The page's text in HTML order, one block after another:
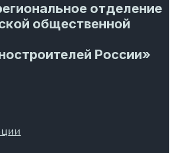
отделение
общественной
России»